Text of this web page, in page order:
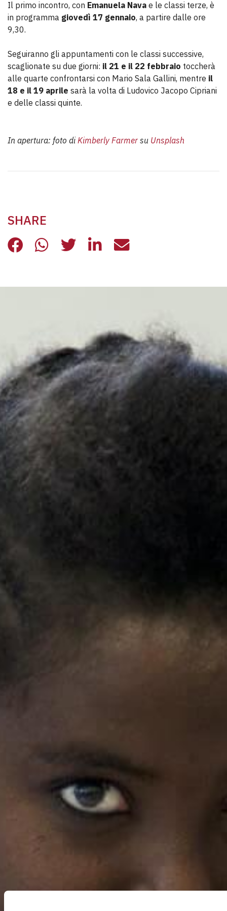
Il primo incontro, con Emanuela Nava e le classi terze, è
in programma giovedì 17 gennaio, a partire dalle ore
9,30.
Seguiranno gli appuntamenti con le classi successive,
scaglionate su due giorni: il 21 e il 22 febbraio toccherà
alle quarte confrontarsi con Mario Sala Gallini, mentre il
18 e il 19 aprile sarà la volta di Ludovico Jacopo Cipriani
e delle classi quinte.
In apertura: foto diKimberly Farmer su Unsplash
SHARE
I BAMBINI LEGGONO DA
I BAMBINI LEGGONO DA
I BAMBINI LEGGONO DA
I BAMBINI LEGGONO
I BAMBINI